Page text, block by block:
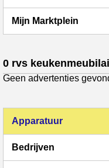
Mijn Marktplein
0 rvs
Geen advertenties
Apparatuur
Bedrijven